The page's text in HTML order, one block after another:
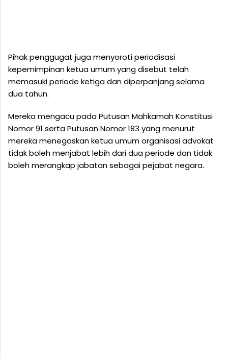
Pihak penggugat juga menyoroti periodisasi
kepemimpinan ketua umum yang disebut telah
memasuki periode ketiga dan diperpanjang selama
dua tahun.
Mereka mengacu pada Putusan Mahkamah Konstitusi
Nomor 91 serta Putusan Nomor 183 yang menurut
mereka menegaskan ketua umum organisasi advokat
tidak boleh menjabat lebih dari dua periode dan tidak
boleh merangkap jabatan sebagai pejabat negara.